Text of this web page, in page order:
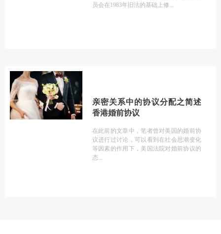
员会在1983年旧法的基础上修
亲密关系中的协议分配之简述
香港婚前协议
在此前的文章中，笔者曾对美国的婚前协
议进行过讨论，可以看到在社会思潮变化
等因素的作用下，美国法院对婚前协议的
态